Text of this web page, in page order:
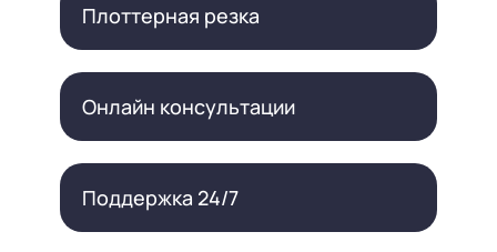
Плоттерная резка
Онлайн консультации
Поддержка 24/7